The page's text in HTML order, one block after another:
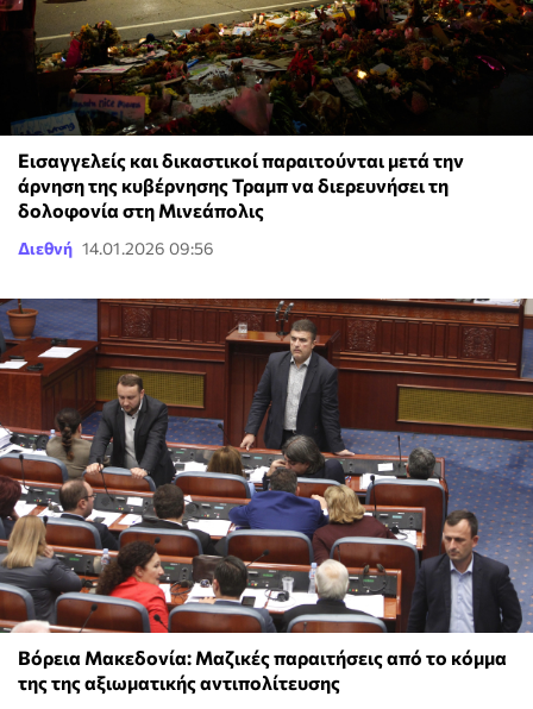
Εισαγγελείς και δικαστικοί παραιτούνται μετά την
άρνηση της κυβέρνησης Τραμπ να διερευνήσει τη
δολοφονία στη Μινεάπολις
Διεθνή 14.01.2026 09:56
Βόρεια Μακεδονία: Μαζικές παραιτήσεις από το κόμμα
της της αξιωματικής αντιπολίτευσης